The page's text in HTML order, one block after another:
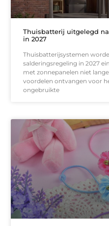
Thuisbatterij uitgelegd
in 2027
Thuisbatterijsystemen
salderingsregeling in 2027
met zonnepanelen niet
voordelen ontvangen voor
ongebruikte